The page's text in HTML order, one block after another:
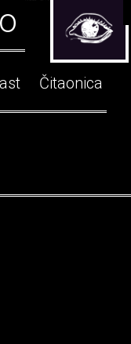
Čitaonica